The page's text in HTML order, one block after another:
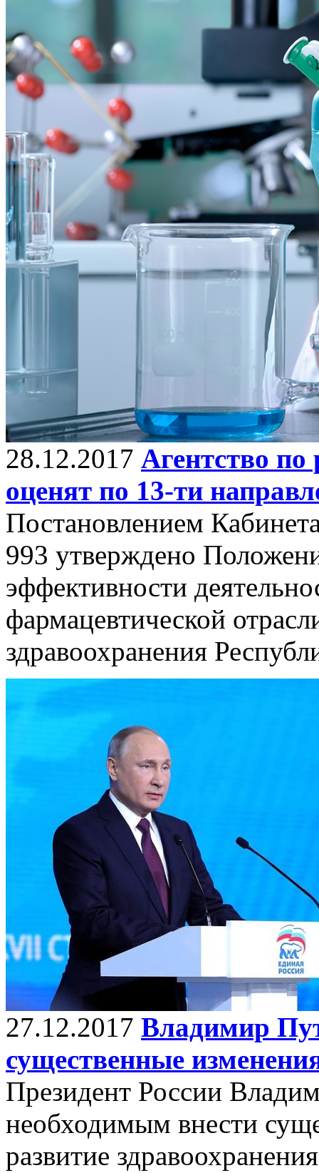
28.12.2017 Агентство
оценят по 13-ти
Постановлением
993 утверждено
эффективности
фармацевтической
здравоохранения
27.12.2017 Владимир
существенные
Президент России
необходимым внести
развитие